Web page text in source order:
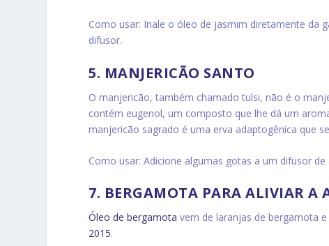
Como usar: Inale o óleo de jasmim diretamente da
difusor.
5. MANJERICÃO SANTO
O manjericão, também chamado tulsi, não é o
contém eugenol, um composto que lhe dá um
manjericão sagrado é uma erva adaptogênica que
Como usar: Adicione algumas gotas a um difusor
7. BERGAMOTA PARA ALIVIAR A
Óleo de bergamota vem de laranjas de bergamota
2015.